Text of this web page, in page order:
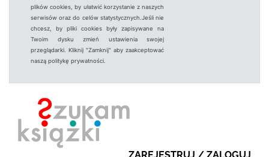
plików cookies, by ułatwić korzystanie z naszych
serwisów oraz do celów statystycznych.Jeśli nie
chcesz, by pliki cookies były zapisywane na
Twoim dysku zmień ustawienia swojej
przeglądarki. Kliknij "Zamknij" aby zaakceptować
naszą politykę prywatności.